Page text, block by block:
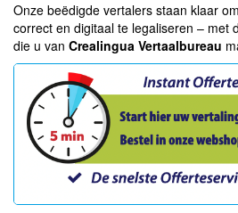
Onze beëdigde vertalers staan klaar
correct en digitaal te legaliseren – met
die u van Crealingua Vertaalbureau